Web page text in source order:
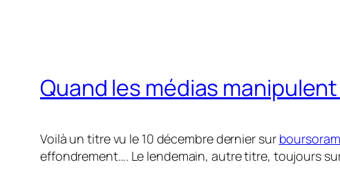
Quand les médias manipulent
Voilà un titre vu le 10 décembre dernier sur
effondrement…. Le lendemain, autre titre, toujours